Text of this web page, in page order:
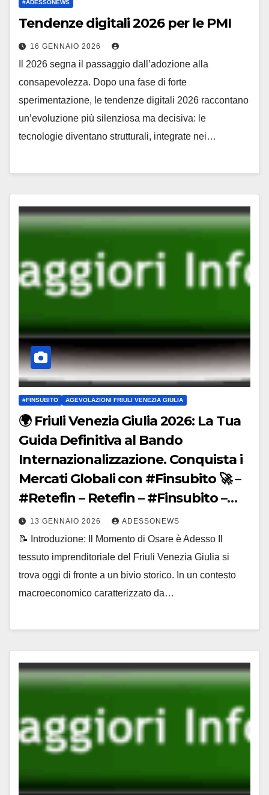
#ADESSONEWS
Tendenze digitali 2026 per le PMI
16 GENNAIO 2026
Il 2026 segna il passaggio dall’adozione alla
consapevolezza. Dopo una fase di forte
sperimentazione, le tendenze digitali 2026 raccontano
un’evoluzione più silenziosa ma decisiva: le
tecnologie diventano strutturali, integrate nei…
#FINSUBITO AGEVOLAZIONI FRIULI VENEZIA GIULIA
🌍 Friuli Venezia Giulia 2026: La Tua
Guida Definitiva al Bando
Internazionalizzazione. Conquista i
Mercati Globali con #Finsubito 🚀 –
#Retefin – Retefin – #Finsubito –
Finsubito – #Adessonews –
#Adessonews – #Finsubito –
Adessonews
13 GENNAIO 2026 ADESSONEWS
📝 Introduzione: Il Momento di Osare è Adesso Il
tessuto imprenditoriale del Friuli Venezia Giulia si
trova oggi di fronte a un bivio storico. In un contesto
macroeconomico caratterizzato da…